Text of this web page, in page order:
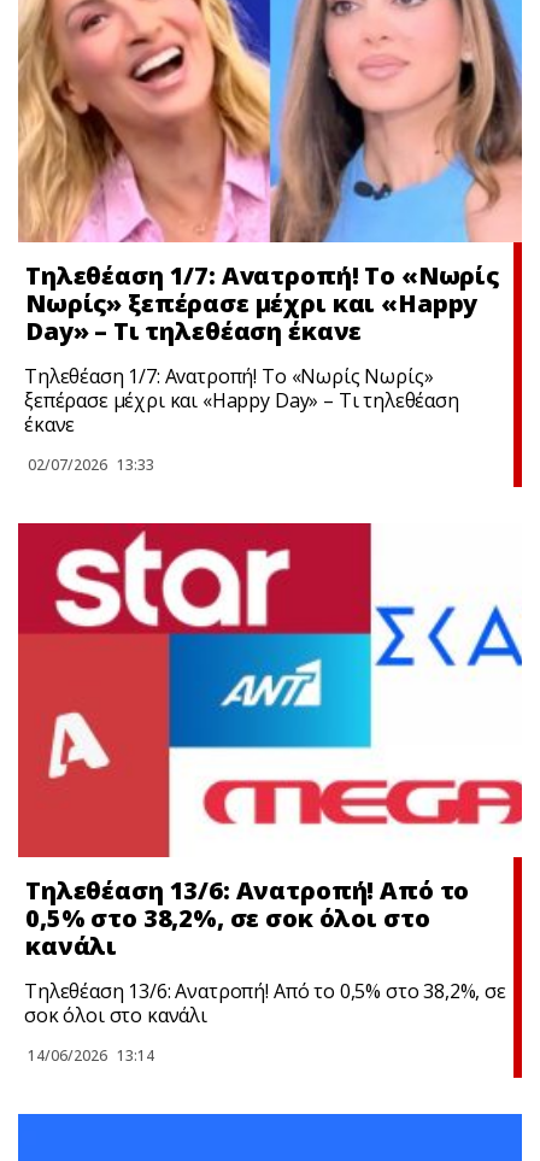
Τηλεθέαση 1/7: Avατροπή! Το «Νωρίς
Νωρίς» ξεπέρασε μέχρι και «Happy
Day» – Τι τηλεθέαση έκανε
Τηλεθέαση 1/7: Avατροπή! Το «Νωρίς Νωρίς»
ξεπέρασε μέχρι και «Happy Day» – Τι τηλεθέαση
έκανε
02/07/2026 13:33
Τηλεθέαση 13/6: Ανατροπή! Από το
0,5% στο 38,2%, σε σoκ όλοι στο
κανάλι
Τηλεθέαση 13/6: Ανατροπή! Από το 0,5% στο 38,2%, σε
σoκ όλοι στο κανάλι
14/06/2026 13:14